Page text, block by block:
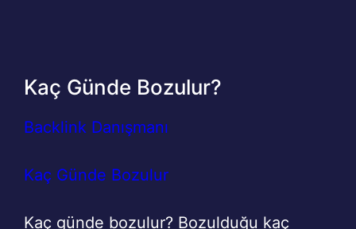
Kaç Günde Bozulur?
Backlink Danışmanı
Kaç Günde Bozulur
Kaç günde bozulur? Bozulduğu kaç